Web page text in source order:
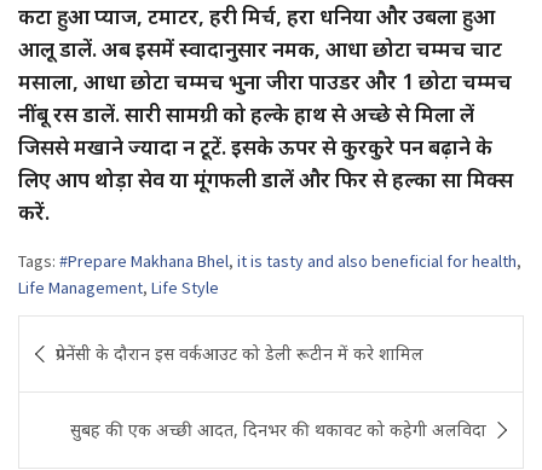
कटा हुआ प्याज, टमाटर, हरी मिर्च, हरा धनिया और उबला हुआ
आलू डालें. अब इसमें स्वादानुसार नमक, आधा छोटा चम्मच चाट
मसाला, आधा छोटा चम्मच भुना जीरा पाउडर और 1 छोटा चम्मच
नींबू रस डालें. सारी सामग्री को हल्के हाथ से अच्छे से मिला लें
जिससे मखाने ज्यादा न टूटें. इसके ऊपर से कुरकुरे पन बढ़ाने के
लिए आप थोड़ा सेव या मूंगफली डालें और फिर से हल्का सा मिक्स
करें.
Tags: #Prepare Makhana Bhel, it is tasty and also beneficial for health,
Life Management, Life Style
navigation
प्रेगनेंसी के दौरान इस वर्कआउट को डेली रूटीन में करे शामिल
सुबह की एक अच्छी आदत, दिनभर की थकावट को कहेगी अलविदा